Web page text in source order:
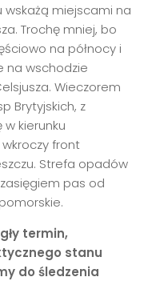
wskażą miejscami na
Trochę mniej, bo
na północy i
na wschodzie
Wieczorem
Brytyjskich, z
kierunku
front
Strefa opadów
pas od
termin,
stanu
do śledzenia